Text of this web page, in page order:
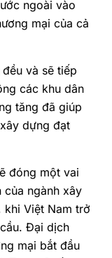
ngoài vào
mại của cả
và sẽ tiếp
các khu dân
tăng đã giúp
dựng đạt
đóng một vai
ngành xây
Việt Nam trở
Đại dịch
mại bắt đầu